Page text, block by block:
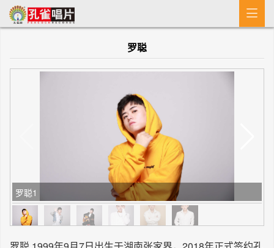
首 页
MV
艺人介绍
专辑
收歌

罗聪
罗聪1